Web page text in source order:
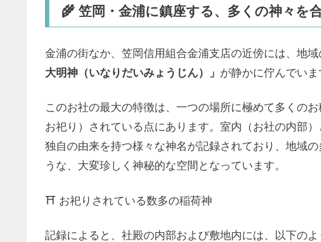
🌾 笠岡・金浦に鎮座する、多くの神々を
金浦の街なか、 笠岡信用組合金浦支店の近傍には、地
大明神（いなりだいみょうじん）」 が静かに佇んでいま
このお社の最大の特徴は、一つの場所に極めて多くの
お祀り）されている点にあります。室内（お社の内部
独自の由来を持つ様々な神名が記録されており、地域
うな、大変珍しく神秘的な空間となっています。
⛩️ お祀りされている数多の稲荷神
記録によると、社殿の内部および敷地内には、以下の